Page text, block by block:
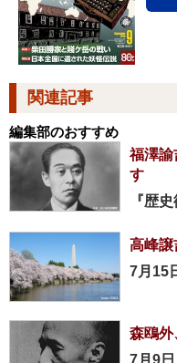
関連記事
編集部のおすすめ
福澤諭
す
『歴
高峰譲
7月15
森鴎外
7月9